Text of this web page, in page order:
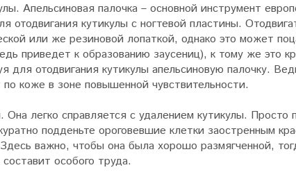
Апельсиновая палочка – основной инструмент
отодвигания кутикулы с ногтевой пластины.
или же резиновой лопаткой, однако это может
приведет к образованию заусениц), к тому же это
для отодвигания кутикулы апельсиновую палочку.
по коже в зоне повышенной чувствительности.
легко справляется с удалением кутикулы. Просто
подденьте ороговевшие клетки заостренным
важно, чтобы она была хорошо размягченной,
особого труда.